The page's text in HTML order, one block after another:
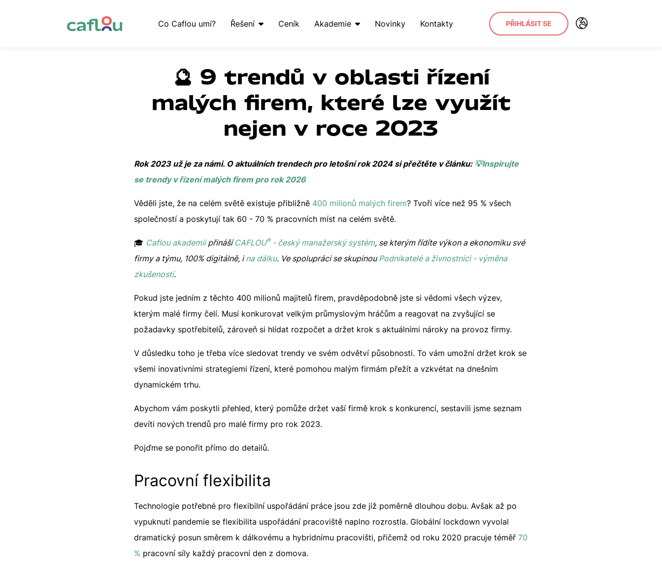
Co Caflou umí? Řešení Ceník Akademie Novinky Kontakty PŘIHLÁSIT SE
🔮 9 trendů v oblasti řízení
malých firem, které lze využít
nejen v roce 2023
Rok 2023 už je za námi. O aktuálních trendech pro letošní rok 2024 si přečtěte v článku: 💡Inspirujte
se trendy v řízení malých firem pro rok 2026
Věděli jste, že na celém světě existuje přibližně 400 milionů malých firem? Tvoří více než 95 % všech
společností a poskytují tak 60 - 70 % pracovních míst na celém světě.
🎓 Caflou akademiipřinášíCAFLOU®- český manažerský systém, se kterým řídíte výkon a ekonomiku své
firmy a týmu, 100% digitálně, ina dálku. Ve spolupráci se skupinouPodnikatelé a živnostníci - výměna
zkušeností.
Pokud jste jedním z těchto 400 milionů majitelů firem, pravděpodobně jste si vědomi všech výzev,
kterým malé firmy čelí. Musí konkurovat velkým průmyslovým hráčům a reagovat na zvyšující se
požadavky spotřebitelů, zároveň si hlídat rozpočet a držet krok s aktuálními nároky na provoz firmy.
V důsledku toho je třeba více sledovat trendy ve svém odvětví působnosti. To vám umožní držet krok se
všemi inovativními strategiemi řízení, které pomohou malým firmám přežít a vzkvétat na dnešním
dynamickém trhu.
Abychom vám poskytli přehled, který pomůže držet vaší firmě krok s konkurencí, sestavili jsme seznam
devíti nových trendů pro malé firmy pro rok 2023.
Pojďme se ponořit přímo do detailů.
Pracovní flexibilita
Technologie potřebné pro flexibilní uspořádání práce jsou zde již poměrně dlouhou dobu. Avšak až po
vypuknutí pandemie se flexibilita uspořádání pracoviště naplno rozrostla. Globální lockdown vyvolal
dramatický posun směrem k dálkovému a hybridnímu pracovišti, přičemž od roku 2020 pracuje téměř 70
% pracovní síly každý pracovní den z domova.